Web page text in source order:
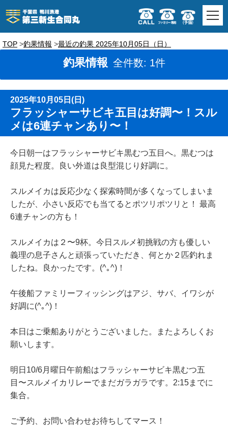
TOP 釣果情報 最近の釣果 2025年10月05日（日）
釣果情報 全件数: 1件
2025年10月05日(日)
フラッシャーサビキ五目は好調〜！スル
メは6連チャンあり〜！
今日朝一はフラッシャーサビキ黒むつ五目へ。黒むつは
顔見た程度。良い外道は良型混じり好調に。
スルメイカは反応少なく探索時間が多くなってしまいま
したが、小さい反応でも当てるとポツリポツリと！ 最高
6連チャンの方も！
スルメイカは２〜9杯。今日スルメ初挑戦の方も優しい
義理の息子さんと頑張っていただき、何とか２匹釣れま
したね。良かったです。(^｡^)！
午後船ファミリーフィッシングはアジ、サバ、イワシが
好調に(^｡^)！
本日はご乗船ありがとうございました。またよろしくお
願いします。
明日10/6月曜日午前船はフラッシャーサビキ黒むつ五
目〜スルメイカリレーでまだガラガラです。2:15までに
集合。
ご予約、お問い合わせお待ちしてマース！